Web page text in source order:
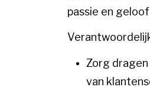
passie en
Zorg
van